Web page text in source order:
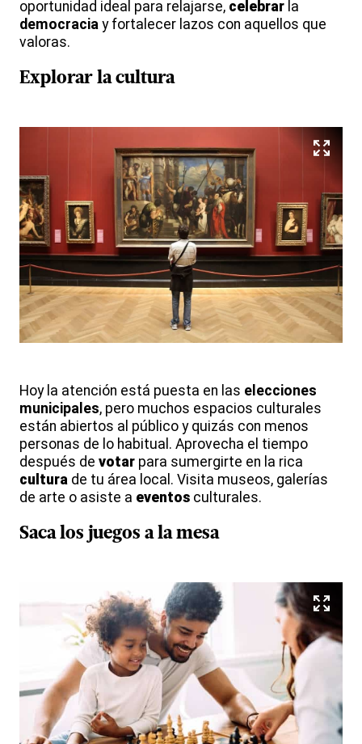
oportunidad ideal para relajarse, celebrar la
democracia y fortalecer lazos con aquellos que
valoras.
Explorar lacultura
Hoy la atención está puesta en las elecciones
municipales, pero muchos espacios culturales
están abiertos al público y quizás con menos
personas de lo habitual. Aprovecha el tiempo
después de votar para sumergirte en la rica
cultura de tu área local. Visita museos, galerías
de arte o asiste a eventos culturales.
Saca los juegos a la mesa